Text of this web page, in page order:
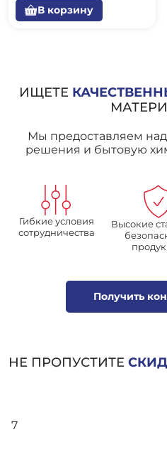
В корзину
ИЩЕТЕ
Мы предоставляем
решения и бытовую
Гибкие условия
сотрудничества
Высокие
Получить
НЕ ПРОПУСТИТЕ
7